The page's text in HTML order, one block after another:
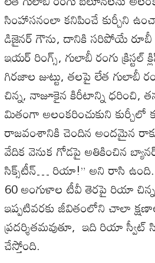
సింహాసనంలాకనిపించే కుర్చీని
డిజైనర్గౌను,దానికిసరిపోయేరూబీ
ఇయర్రింగ్స్‌, గులాబీరంగుక్రిస్టల్
గిరజాల జుట్టు, తలపై లేత గులాబీ
చిన్న, నాజూకైన కిరీటాన్నిధరించి,
మితంగాఅలంకరించుకుని కుర్చీలో
రాజవంశానికిచెందిన అందమైన
వేదిక వెనుక గోడపై అతికించిన
సిక్స్‌టీన్…రియా!” అని రాసి ఉంది.
60అంగుళాల టీవీతెరపై రియా
ఇప్పటివరకు జీవితంలోని చాలా
ప్రదర్శితమవుతూ, ఇదిరియాస్వీట్
చేస్తోంది.